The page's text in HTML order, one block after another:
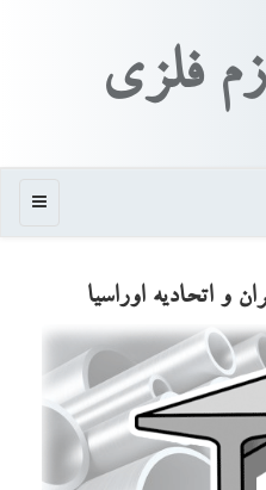
فلزی
منو